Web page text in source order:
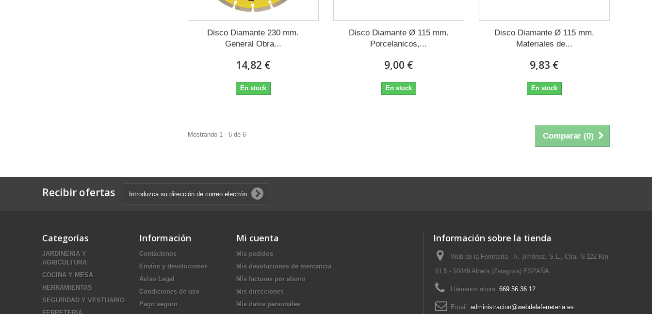
Disco Diamante 230 mm.
General Obra...
14,82 €
En stock
Disco Diamante Ø 115 mm.
Porcelanicos,...
9,00 €
En stock
Disco Diamante Ø 115 mm.
Materiales de...
9,83 €
En stock
Comparar (0)
Mostrando 1 - 6 de 6
Recibir ofertas
Categorías
JARDINERIA Y
AGRICULTURA
COCINA Y MESA
HERRAMIENTAS
SEGURIDAD Y VESTUARIO
Información
Contáctenos
Envíos y devoluciones
Aviso Legal
Condiciones de uso
Pago seguro
Mi cuenta
Mis pedidos
Mis devoluciones de mercancia
Mis facturas por abono
Mis direcciones
Mis datos personales
Información sobre la tienda
Web de la Ferretería - A. Jiménez, S.L., Ctra. N-122 Km
61,5 - 50449 Albeta (Zaragoza) ESPAÑA
Llámenos ahora: 669 56 36 12
Email: administracion@webdelaferreteria.es